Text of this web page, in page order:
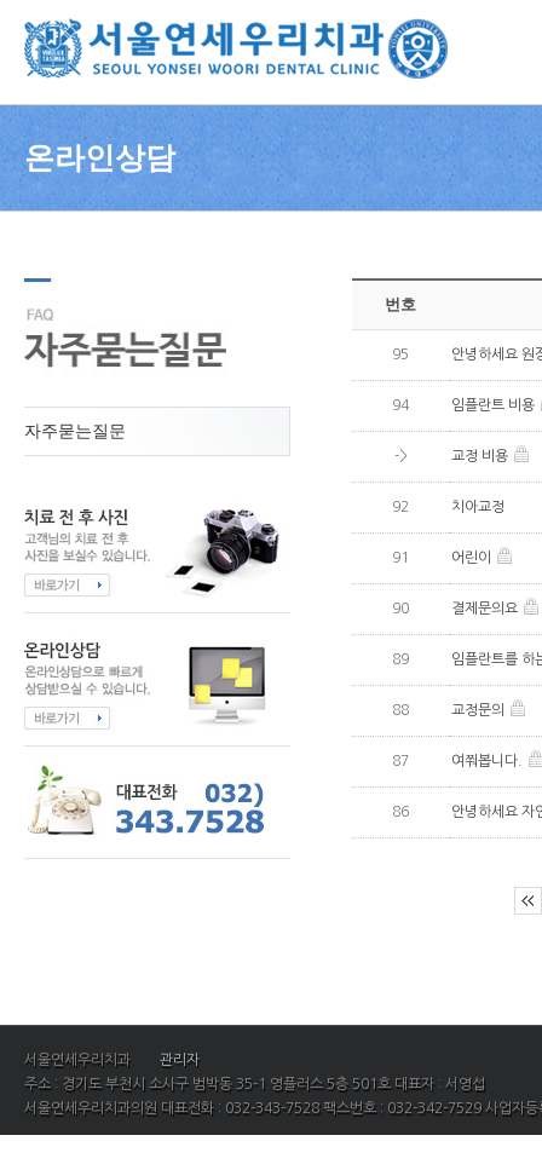
온라인상담
번호
95 안녕하세요 원
94 임플란트 비용
-> 교정 비용
92 치아교정
91 어린이
90 결제문의요
89 임플란트를 하
88 교정문의
87 여쭤봅니다.
86 안녕하세요 자
자주묻는질문
서울연세우리치과 관리자
주소 : 경기도 부천시 소사구 범박동 35-1 영플러스 5층 501호 대표자 : 서영섭
서울연세우리치과의원 대표전화 : 032-343-7528 팩스번호 : 032-342-7529 사업자